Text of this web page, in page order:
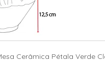
Cerâmica Pétala Verde